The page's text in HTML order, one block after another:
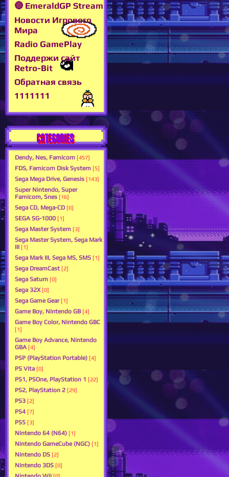
🔴 EmeraldGP Stream
Новости Игрового
Мира
Radio GamePlay
Поддержи сайт
Retro-Bit
Обратная связь
1111111
CATEGORIES
Dendy, Nes, Famicom [457]
FDS, Famicom Disk System [5]
Sega Mega Drive, Genesis [143]
Super Nintendo, Super
Famicom, Snes [16]
Sega CD, Mega-CD [0]
SEGA SG-1000 [1]
Sega Master System [3]
Sega Master System, Sega Mark
III [1]
Sega Mark III, Sega MS, SMS [1]
Sega DreamCast [2]
Sega Saturn [0]
Sega 32X [0]
Sega Game Gear [1]
Game Boy, Nintendo GB [4]
Game Boy Color, Nintendo GBC
[1]
Game Boy Advance, Nintendo
GBA [4]
PSP (PlayStation Portable) [4]
PS Vita [0]
PS1, PSOne, PlayStation 1 [22]
PS2, PlayStation 2 [29]
PS3 [2]
PS4 [7]
PS5 [3]
Nintendo 64 (N64) [1]
Nintendo GameCube (NGC) [1]
Nintendo DS [2]
Nintendo 3DS [0]